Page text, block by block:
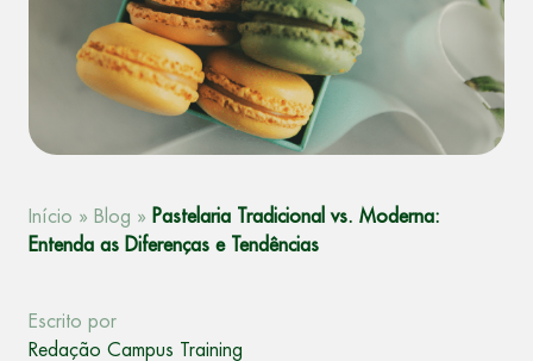
Início » Blog » Pastelaria Tradicional vs. Moderna:
Entenda as Diferenças e Tendências
Escrito por
Redação Campus Training